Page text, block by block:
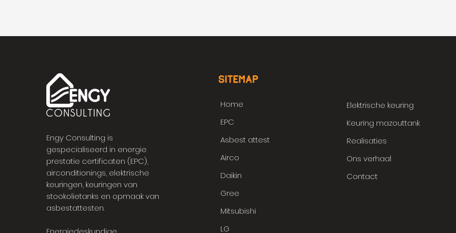
Engy Consulting is
gespecialiseerd in energie
prestatie certificaten (EPC),
airconditionings, elektrische
keuringen, keuringen van
stookolietanks en opmaak van
asbestattesten.
SITEMAP
Home
EPC
Asbest attest
Airco
Daikin
Gree
Mitsubishi
LG
Elektrische keuring
Keuring mazouttank
Realisaties
Ons verhaal
Contact